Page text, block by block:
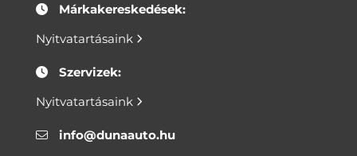
Márkakereskedések:
Nyitvatartásaink
Szervizek:
Nyitvatartásaink
info@dunaauto.hu